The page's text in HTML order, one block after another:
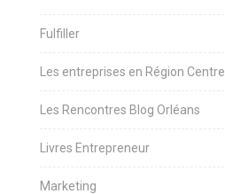
Fulfiller
Les entreprises en Région Centre
Les Rencontres Blog Orléans
Livres Entrepreneur
Marketing